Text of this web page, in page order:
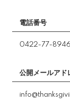
電話番号
0422-77-8946
公開メールアド